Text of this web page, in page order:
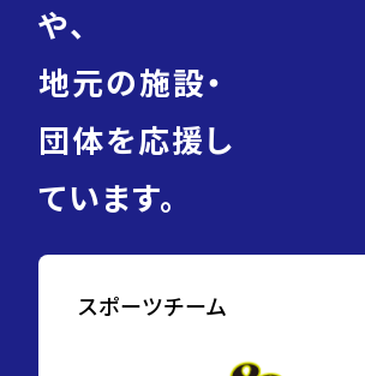
や、
地元の施設・
団体を応援し
ています。
スポーツチーム